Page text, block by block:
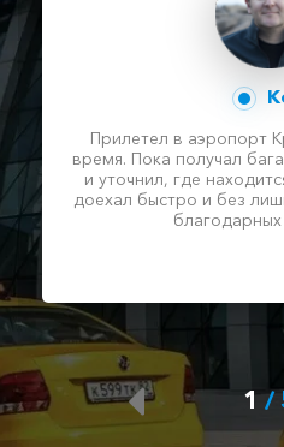
Прилетел в аэропорт
время. Пока получал
и уточнил, где
доехал быстро и без
1/